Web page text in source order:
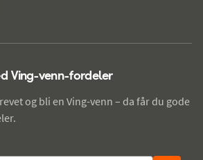
Ving-venn-fordeler
og bli en Ving-venn – da får du gode